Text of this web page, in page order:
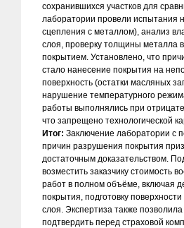
сохранившихся участков для
лаборатории провели испытания
сцепления с металлом), анализ
слоя, проверку толщины металла
покрытием. Установлено, что
стало нанесение покрытия на
поверхность (остатки масляных
нарушение температурного
работы выполнялись при
что запрещено технологической
Итог: Заключение лаборатории с
причин разрушения покрытия
достаточным доказательством.
возместить заказчику стоимость
работ в полном объёме, включая
покрытия, подготовку
слоя. Экспертиза также позволила
подтвердить перед страховой